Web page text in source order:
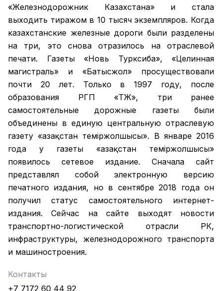
«Железнодорожник Казахстана» и стала
выходить тиражом в 10 тысяч экземпляров. Когда
казахстанские железные дороги были разделены
на три, это снова отразилось на отраслевой
печати. Газеты «Новь Турксиба», «Целинная
магистраль» и «Батысжол» просуществовали
почти 20 лет. Только в 1997 году, после
образования РГП «ҚТЖ», три ранее
самостоятельные дорожные газеты были
объединены в единую центральную отраслевую
газету «Қазақстан темiржолшысы». В январе 2016
года у газеты «Қазақстан теміржолшысы»
появилось сетевое издание. Сначала сайт
представлял собой электронную версию
печатного издания, но в сентябре 2018 года он
получил статус самостоятельного интернет-
издания. Сейчас на сайте выходят новости
транспортно-логистической отрасли РК,
инфраструктуры, железнодорожного транспорта
и машиностроения.
Контакты
+7 7172 60 44 92